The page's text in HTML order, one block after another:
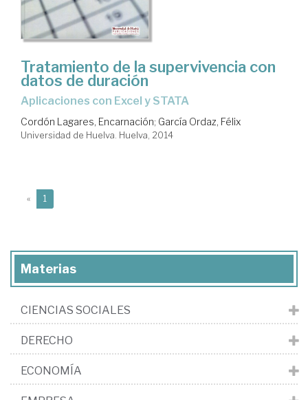
Tratamiento de la supervivencia con
datos de duración
aplicaciones con Excel y STATA
Cordón Lagares, Encarnación; García Ordaz, Félix
Universidad de Huelva. Huelva, 2014
« 1
Materias
CIENCIAS SOCIALES
DERECHO
ECONOMÍA